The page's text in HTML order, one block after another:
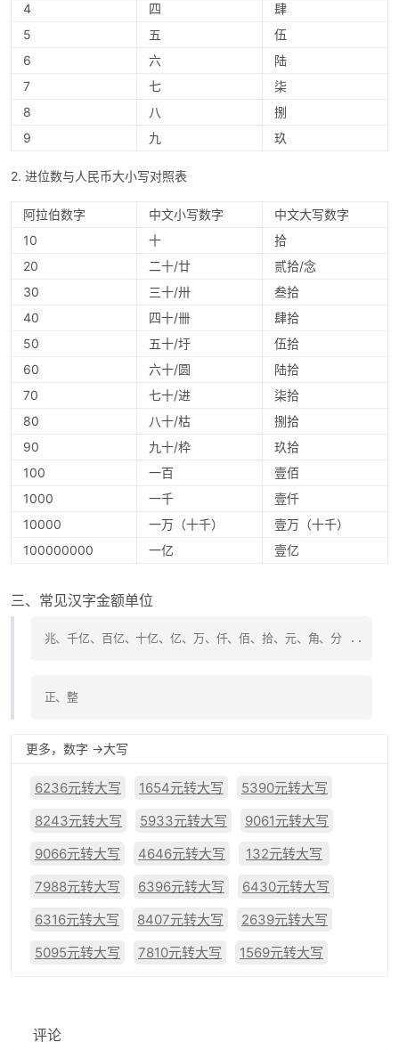
4
四
肆
5
五
伍
6
六
陆
7
七
柒
8
八
捌
9
九 玖
2. 进位数与人民币大小写对照表
阿拉伯数字 中文小写数字
中文大写数字
10
十
拾
20
二十/廿
贰拾/念
30
三十/卅
叁拾
40
四十/卌
肆拾
50
五十/圩
伍拾
60
六十/圆
陆拾
70
七十/进
柒拾
80
八十/枯
捌拾
90
九十/枠
玖拾
100
一百
壹佰
1000
一千
壹仟
10000
一万（十千）
壹万（十千）
100000000
一亿 壹亿
三、常见汉字金额单位
兆、千亿、百亿、十亿、亿、万、仟、佰、拾、元、角、分 ..
正、整
更多，数字 ->大写
6236元转大写 1654元转大写
5390元转大写
8243元转大写
5933元转大写
9061元转大写
9066元转大写
4646元转大写
132元转大写
7988元转大写
6396元转大写
6430元转大写
6316元转大写
8407元转大写
2639元转大写
5095元转大写
7810元转大写 1569元转大写
评论